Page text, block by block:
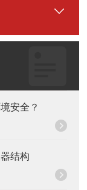
安全？
结构